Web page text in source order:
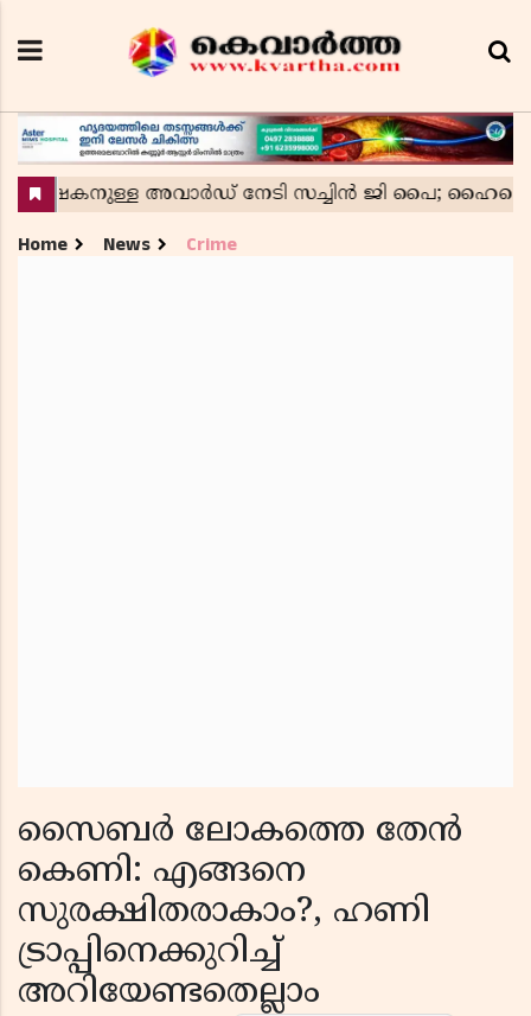
Home News Crime
സൈബർ ലോകത്തെ തേൻ
കെണി: എങ്ങനെ
സുരക്ഷിതരാകാം?, ഹണി
ട്രാപ്പിനെക്കുറിച്ച്
അറിയേണ്ടതെല്ലാം